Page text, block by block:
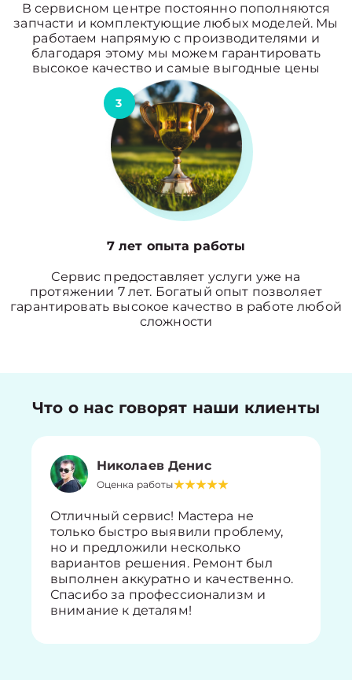
В сервисном центре постоянно пополняются
запчасти и комплектующие любых моделей. Мы
работаем напрямую с производителями и
благодаря этому мы можем гарантировать
высокое качество и самые выгодные цены
3
7 лет опыта работы
Сервис предоставляет услуги уже на
протяжении 7 лет. Богатый опыт позволяет
гарантировать высокое качество в работе любой
сложности
Что о нас говорят наши клиенты
Николаев Денис
Оценка работы
Отличный сервис! Мастера не
только быстро выявили проблему,
но и предложили несколько
вариантов решения. Ремонт был
выполнен аккуратно и качественно.
Спасибо за профессионализм и
внимание к деталям!